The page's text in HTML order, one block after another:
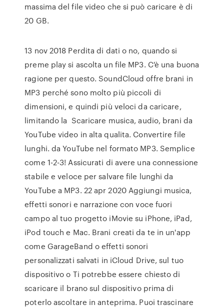
massima del file video che si può caricare è di
20 GB.
13 nov 2018 Perdita di dati o no, quando si
preme play si ascolta un file MP3. C'è una buona
ragione per questo. SoundCloud offre brani in
MP3 perché sono molto più piccoli di
dimensioni, e quindi più veloci da caricare,
limitando la Scaricare musica, audio, brani da
YouTube video in alta qualita. Convertire file
lunghi. da YouTube nel formato MP3. Semplice
come 1-2-3! Assicurati di avere una connessione
stabile e veloce per salvare file lunghi da
YouTube a MP3. 22 apr 2020 Aggiungi musica,
effetti sonori e narrazione con voce fuori
campo al tuo progetto iMovie su iPhone, iPad,
iPod touch e Mac. Brani creati da te in un'app
come GarageBand o effetti sonori
personalizzati salvati in iCloud Drive, sul tuo
dispositivo o Ti potrebbe essere chiesto di
scaricare il brano sul dispositivo prima di
poterlo ascoltare in anteprima. Puoi trascinare